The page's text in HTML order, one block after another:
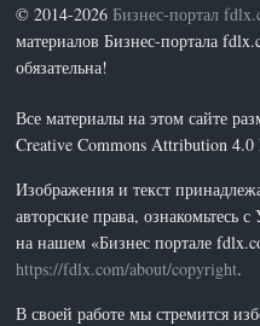
© 2014-2026Бизнес-портал
материалов Бизнес-портала
обязательна!
Все материалы на этом сайте
Creative Commons Attribution 4.0
Изображения и текст
авторские права, ознакомьтесь
на нашем «Бизнес портале
https://fdlx.com/about/copyright.
В своей работе мы стремится